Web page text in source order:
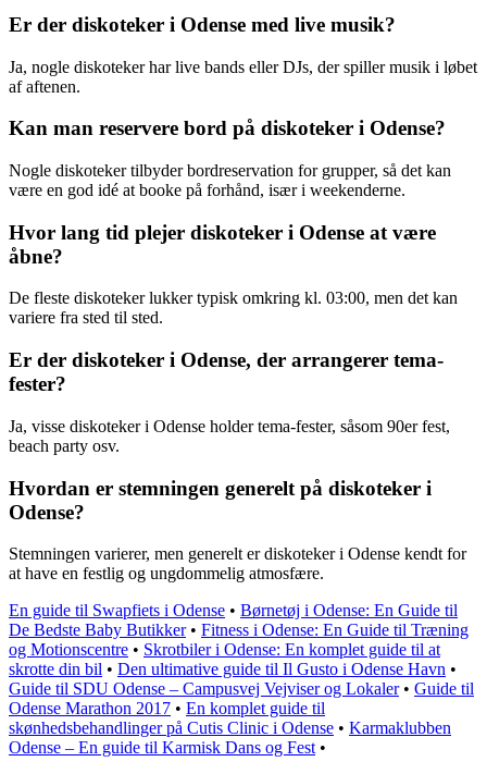
Er der diskoteker i Odense med live musik?
Ja, nogle diskoteker har live bands eller DJs, der spiller musik i løbet
af aftenen.
Kan man reservere bord på diskoteker i Odense?
Nogle diskoteker tilbyder bordreservation for grupper, så det kan
være en god idé at booke på forhånd, især i weekenderne.
Hvor lang tid plejer diskoteker i Odense at være
åbne?
De fleste diskoteker lukker typisk omkring kl. 03:00, men det kan
variere fra sted til sted.
Er der diskoteker i Odense, der arrangerer tema-
fester?
Ja, visse diskoteker i Odense holder tema-fester, såsom 90er fest,
beach party osv.
Hvordan er stemningen generelt på diskoteker i
Odense?
Stemningen varierer, men generelt er diskoteker i Odense kendt for
at have en festlig og ungdommelig atmosfære.
En guide til Swapfiets i Odense • Børnetøj i Odense: En Guide til
De Bedste Baby Butikker• Fitness i Odense: En Guide til Træning
og Motionscentre • Skrotbiler i Odense: En komplet guide til at
skrotte din bil • Den ultimative guide til Il Gusto i Odense Havn •
Guide til SDU Odense – Campusvej Vejviser og Lokaler• Guide til
Odense Marathon 2017 • En komplet guide til
skønhedsbehandlinger på Cutis Clinic i Odense • Karmaklubben
Odense – En guide til Karmisk Dans og Fest •